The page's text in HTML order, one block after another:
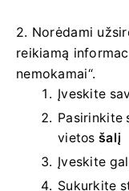
2. Norėdami
reikiamą
nemokamai“.
Įveskite
Pasirinkite
vietos šalį
Įveskite
Sukurkite